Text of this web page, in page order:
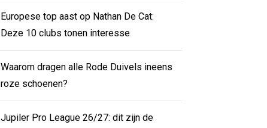
Europese top aast op Nathan De Cat:
Deze 10 clubs tonen interesse
Waarom dragen alle Rode Duivels ineens
roze schoenen?
Jupiler Pro League 26/27: dit zijn de